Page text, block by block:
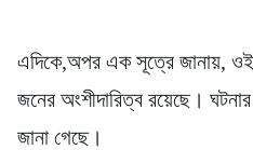
এদিকে,অপর এক সূত্রে জানায়, ওই
জনের অংশীদারিত্ব রয়েছে।
জানা গেছে।